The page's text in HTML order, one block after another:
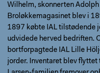
Wilhelm, skonnerten Adolph
Broløkkemagasinet blev i
1897 købte IAL tilstødende
udvidede herved bedriften.
bortforpagtede IAL Lille
jorder. Inventaret blev